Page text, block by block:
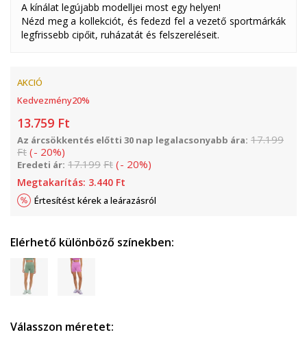
A kínálat legújabb modelljei most egy helyen!
Nézd meg a kollekciót, és fedezd fel a vezető sportmárkák
legfrissebb cipőit, ruházatát és felszereléseit.
AKCIÓ
Kedvezmény20%
13.759 Ft
Az árcsökkentés előtti 30 nap legalacsonyabb ára: 17.199
Ft (- 20%)
Eredeti ár: 17.199 Ft (- 20%)
Megtakarítás: 3.440 Ft
Értesítést kérek a leárazásról
Elérhető különböző színekben:
Válasszon méretet: